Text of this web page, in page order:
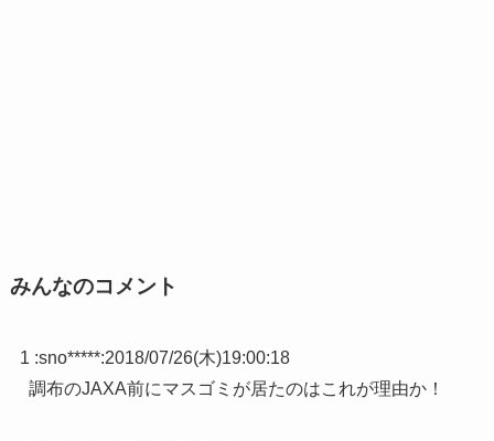
みんなのコメント
1 :sno*****:2018/07/26(木)19:00:18
調布のJAXA前にマスゴミが居たのはこれが理由か！